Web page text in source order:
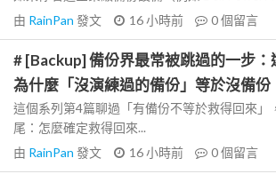
由 RainPan 發文 16 小時前 0個留言
# [Backup] 備份界最常被跳過的一步：
為什麼「沒演練過的備份」等於沒備份
這個系列第4篇聊過「有備份不等於救得回來」
尾：怎麼確定救得回來...
由 RainPan 發文 16 小時前 0個留言